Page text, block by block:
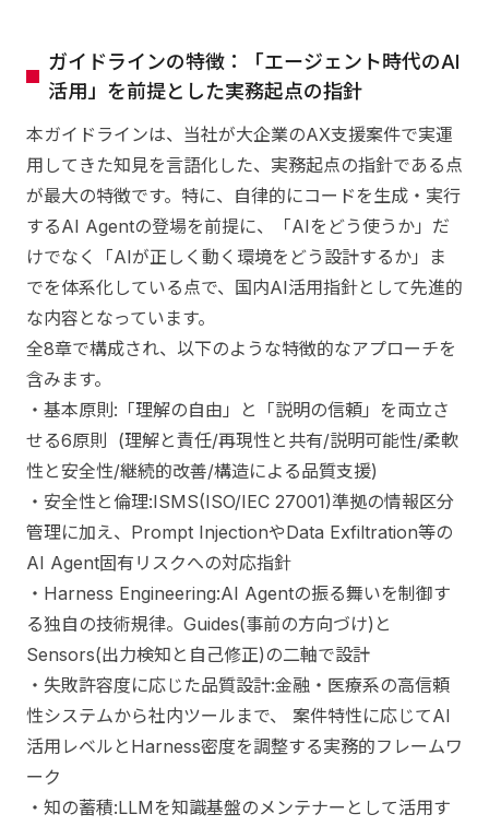
ガイドラインの特徴：「エージェント時代のAI
活用」を前提とした実務起点の指針
本ガイドラインは、当社が大企業のAX支援案件で実運
用してきた知見を言語化した、実務起点の指針である点
が最大の特徴です。特に、自律的にコードを生成・実行
するAI Agentの登場を前提に、「AIをどう使うか」だ
けでなく「AIが正しく動く環境をどう設計するか」ま
でを体系化している点で、国内AI活用指針として先進的
な内容となっています。
全8章で構成され、以下のような特徴的なアプローチを
含みます。
・基本原則:「理解の自由」と「説明の信頼」を両立さ
せる6原則 (理解と責任/再現性と共有/説明可能性/柔軟
性と安全性/継続的改善/構造による品質支援)
・安全性と倫理:ISMS(ISO/IEC 27001)準拠の情報区分
管理に加え、Prompt InjectionやData Exfiltration等の
AI Agent固有リスクへの対応指針
・Harness Engineering:AI Agentの振る舞いを制御す
る独自の技術規律。Guides(事前の方向づけ)と
Sensors(出力検知と自己修正)の二軸で設計
・失敗許容度に応じた品質設計:金融・医療系の高信頼
性システムから社内ツールまで、 案件特性に応じてAI
活用レベルとHarness密度を調整する実務的フレームワ
ーク
・知の蓄積:LLMを知識基盤のメンテナーとして活用す